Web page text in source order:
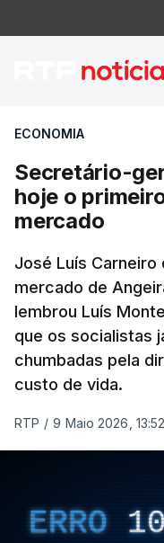
ECONOMIA
Secretário-
hoje o
mercado
José Luís Carneiro
mercado de
lembrou Luís
que os socialistas
chumbadas pela
custo de vida.
RTP / 9 Maio 2026, 13:52
ERRO